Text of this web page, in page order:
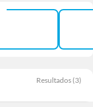
Resultados (3)